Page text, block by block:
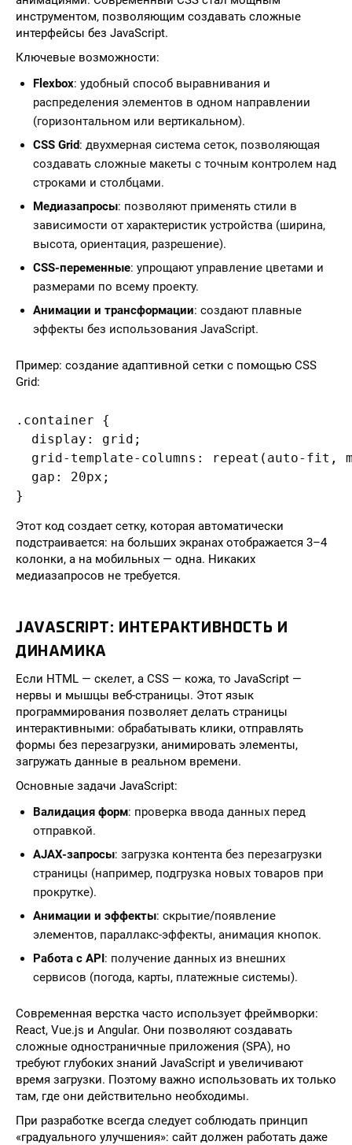
инструментом, позволяющим создавать сложные
интерфейсы без JavaScript.
Ключевые возможности:
Flexbox: удобный способ выравнивания и
распределения элементов в одном направлении
(горизонтальном или вертикальном).
CSS Grid: двухмерная система сеток, позволяющая
создавать сложные макеты с точным контролем над
строками и столбцами.
Медиазапросы: позволяют применять стили в
зависимости от характеристик устройства (ширина,
высота, ориентация, разрешение).
CSS-переменные: упрощают управление цветами и
размерами по всему проекту.
Анимации и трансформации: создают плавные
эффекты без использования JavaScript.
Пример: создание адаптивной сетки с помощью CSS
Grid:
.container {
  display: grid;
grid-template-columns: repeat(auto-fit,
  gap: 20px;
}
Этот код создает сетку, которая автоматически
подстраивается: на больших экранах отображается 3–4
колонки, а на мобильных — одна. Никаких
медиазапросов не требуется.
JAVASCRIPT: ИНТЕРАКТИВНОСТЬ И
ДИНАМИКА
Если HTML — скелет, а CSS — кожа, то JavaScript —
нервы и мышцы веб-страницы. Этот язык
программирования позволяет делать страницы
интерактивными: обрабатывать клики, отправлять
формы без перезагрузки, анимировать элементы,
загружать данные в реальном времени.
Основные задачи JavaScript:
Валидация форм: проверка ввода данных перед
отправкой.
AJAX-запросы: загрузка контента без перезагрузки
страницы (например, подгрузка новых товаров при
прокрутке).
Анимации и эффекты: скрытие/появление
элементов, параллакс-эффекты, анимация кнопок.
Работа с API: получение данных из внешних
сервисов (погода, карты, платежные системы).
Современная верстка часто использует фреймворки:
React, Vue.js и Angular. Они позволяют создавать
сложные одностраничные приложения (SPA), но
требуют глубоких знаний JavaScript и увеличивают
время загрузки. Поэтому важно использовать их только
там, где они действительно необходимы.
При разработке всегда следует соблюдать принцип
«градуального улучшения»: сайт должен работать даже